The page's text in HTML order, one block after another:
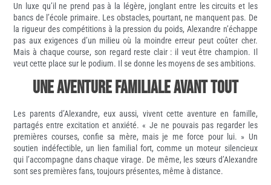
Un luxe qu’il ne prend pas à la légère, jonglant entre les circuits et les
bancs de l’école primaire. Les obstacles, pourtant, ne manquent pas. De
la rigueur des compétitions à la pression du poids, Alexandre n’échappe
pas aux exigences d’un milieu où la moindre erreur peut coûter cher.
Mais à chaque course, son regard reste clair : il veut être champion. Il
veut cette place sur le podium. Il se donne les moyens de ses ambitions.
Une aventure familiale avant tout
Les parents d’Alexandre, eux aussi, vivent cette aventure en famille,
partagés entre excitation et anxiété. « Je ne pouvais pas regarder les
premières courses, confie sa mère, mais je me force pour lui. » Un
soutien indéfectible, un lien familial fort, comme un moteur silencieux
qui l’accompagne dans chaque virage. De même, les sœurs d’Alexandre
sont ses premières fans, toujours présentes, même à distance.